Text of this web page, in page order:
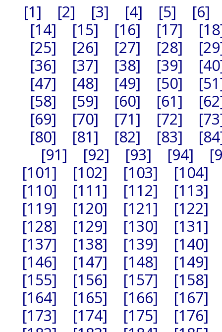
[1] [2] [3] [4] [5]
[6]
[14]
[15] [16] [17]
[25]
[26] [27] [28]
[36]
[37] [38] [39]
[47]
[48] [49] [50]
[58]
[59] [60] [61]
[69]
[70] [71] [72]
[80]
[81] [82] [83]
[91]
[92] [93] [94]
[101]
[102] [103]
[104]
[110]
[111] [112]
[113]
[119]
[120] [121]
[122]
[128]
[129] [130]
[131]
[137]
[138] [139]
[140]
[146]
[147] [148]
[149]
[155]
[156] [157]
[158]
[164]
[165] [166]
[167]
[173]
[174] [175]
[176]